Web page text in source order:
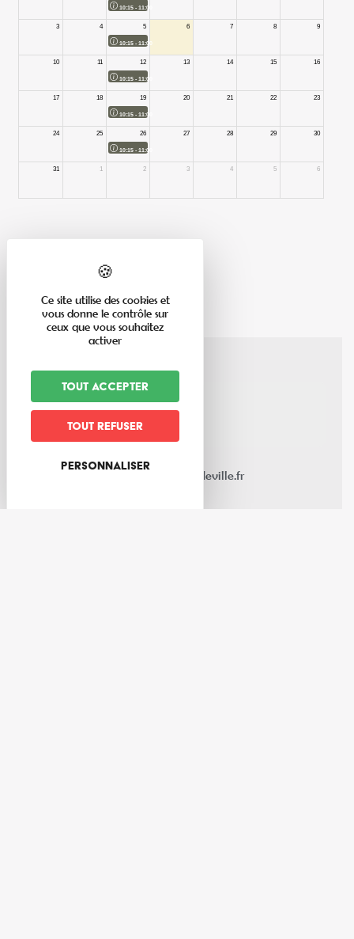
Route principale
Zone de loisirs
67220 Bassemberg
contact-aquavallees@valleedeville.fr
Ce site utilise des cookies et
vous donne le contrôle sur
ceux que vous souhaitez
activer
Tout accepter
Tout refuser
Personnaliser